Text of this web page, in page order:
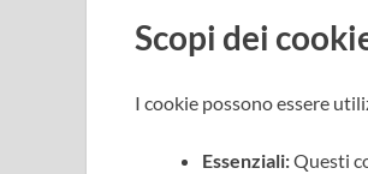
Scopi dei
I cookie possono essere
Essenziali:Questi